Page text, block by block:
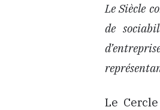
Le Siècle
de
Le